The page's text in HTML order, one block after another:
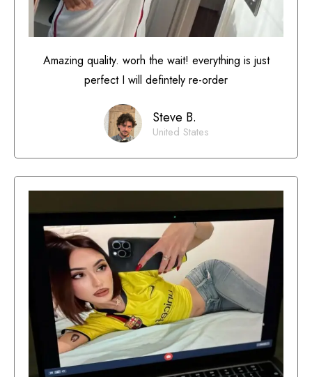
Amazing quality. worh the wait! everything is just
perfect I will defintely re-order
Steve B.
United States